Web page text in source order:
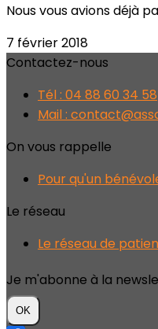
Nous vous avions déjà
7 février 2018
Contactez-nous
Tél : 04 88 60 34 58
Mail :
On vous rappelle
Pour qu'un
Le réseau
Le réseau de
Je m'abonne à la
OK